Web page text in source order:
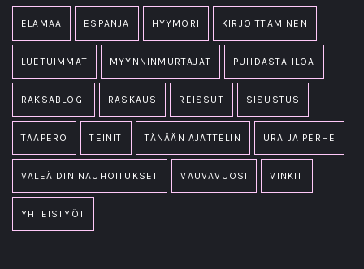
ELÄMÄÄ ESPANJA HYYMÖRI KIRJOITTAMINEN
LUETUIMMAT MYYNNINMURTAJAT PUHDASTA ILOA
RAKSABLOGI RASKAUS REISSUT SISUSTUS
TAAPERO TEINIT TÄNÄÄN AJATTELIN URA JA PERHE
VALEÄIDIN NAUHOITUKSET VAUVAVUOSI VINKIT
YHTEISTYÖT